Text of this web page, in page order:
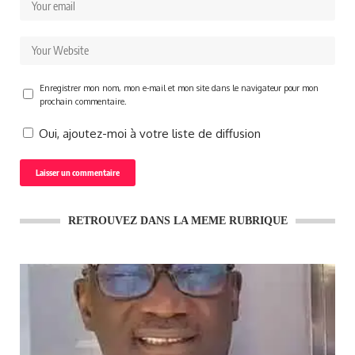
Enregistrer mon nom, mon e-mail et mon site dans le navigateur pour mon
prochain commentaire.
Oui, ajoutez-moi à votre liste de diffusion
RETROUVEZ DANS LA MEME RUBRIQUE